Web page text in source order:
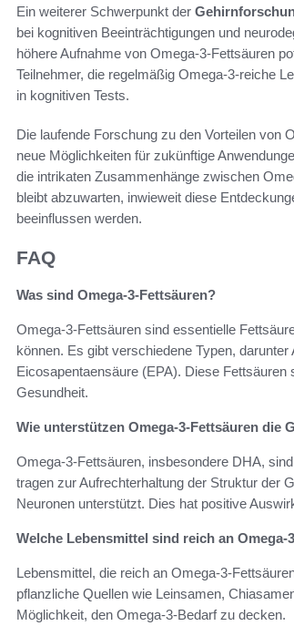
Ein weiterer Schwerpunkt der
bei kognitiven Beeinträchtigungen und
höhere Aufnahme von Omega-3-Fettsäuren
Teilnehmer, die regelmäßig Omega-3-reiche
in kognitiven Tests.
Die laufende Forschung zu den Vorteilen von
neue Möglichkeiten für zukünftige
die intrikaten Zusammenhänge zwischen
bleibt abzuwarten, inwieweit diese
beeinflussen werden.
FAQ
Was sind Omega-3-Fettsäuren?
Omega-3-Fettsäuren sind essentielle
können. Es gibt verschiedene Typen,
Eicosapentaensäure (EPA). Diese
Gesundheit.
Wie unterstützen Omega-3-Fettsäuren die
Omega-3-Fettsäuren, insbesondere DHA,
tragen zur Aufrechterhaltung der Struktur der
Neuronen unterstützt. Dies hat positive
Welche Lebensmittel sind reich an Omega-
Lebensmittel, die reich an Omega-3-
pflanzliche Quellen wie Leinsamen,
Möglichkeit, den Omega-3-Bedarf zu decken.